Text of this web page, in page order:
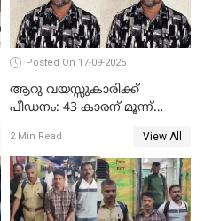
Posted On 17-09-2025
ആറു വയസ്സുകാരിക്ക്
പീഡനം: 43 കാരന് മൂന്ന്
പിഴയും ശിക്ഷ
2 Min Read View All